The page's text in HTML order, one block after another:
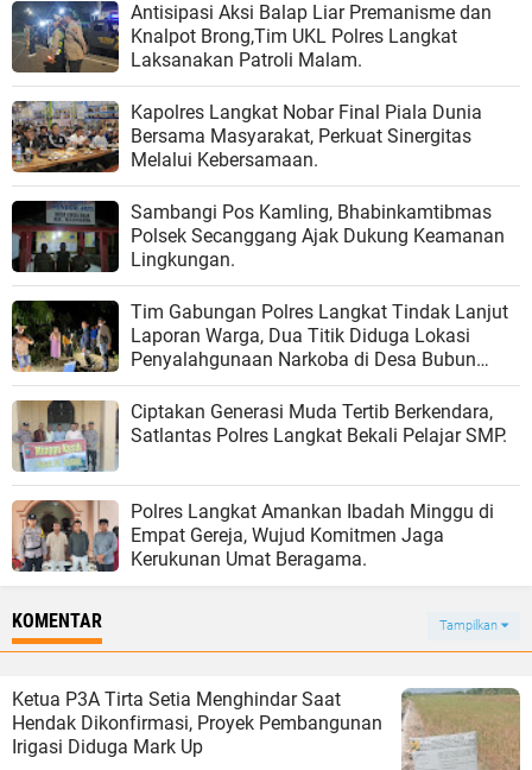
Antisipasi Aksi Balap Liar Premanisme dan
Knalpot Brong,Tim UKL Polres Langkat
Laksanakan Patroli Malam.
Kapolres Langkat Nobar Final Piala Dunia
Bersama Masyarakat, Perkuat Sinergitas
Melalui Kebersamaan.
Sambangi Pos Kamling, Bhabinkamtibmas
Polsek Secanggang Ajak Dukung Keamanan
Lingkungan.
Tim Gabungan Polres Langkat Tindak Lanjut
Laporan Warga, Dua Titik Diduga Lokasi
Penyalahgunaan Narkoba di Desa Bubun
DimusnahkanLangkat – Komitmen Polres
Langkat dalam memberantas
penyalahgunaan narkoba terus diwujudkan
Gabungan Satres Narkoba Polres Langkat
dengan Polsek Tanjung Pura bergerak
menindaklanjuti laporan warga terkait adanya
lokasi yang diduga kerap digunakan sebagai
Bubun, Kecamatan Tanjung Pura, Kabupaten
Ginting, S.H., M.H, tim gabungan langsung
melakukan penyisiran di lokasi yang
diinformasikan masyarakat. Pada titik
pertama, petugas menemukan sebuah gubuk
Ciptakan Generasi Muda Tertib Berkendara,
Satlantas Polres Langkat Bekali Pelajar SMP.
Polres Langkat Amankan Ibadah Minggu di
Empat Gereja, Wujud Komitmen Jaga
Kerukunan Umat Beragama.
KOMENTAR Tampilkan
Ketua P3A Tirta Setia Menghindar Saat
Hendak Dikonfirmasi, Proyek Pembangunan
Irigasi Diduga Mark Up